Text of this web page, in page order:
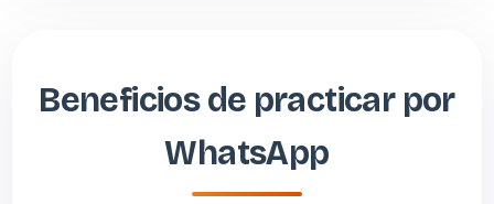
Beneficios de practicar por
WhatsApp